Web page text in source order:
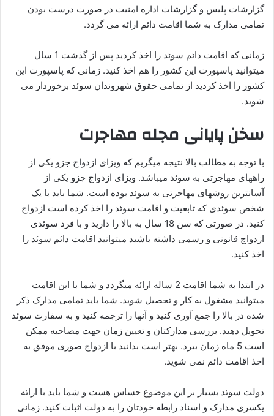
گزارشات پلیس و گزارشات اداره امنیت در صورت درست بودن
تمامی مدارک به شما اقامت دائم ارائه می گردد.
زمانی که اقامت دائم سوئد را اخذ کردید پس از گذشت 1 سال
میتوانید پاسپورت این کشور را هم اخذ کنید. زمانی که پاسپورت این
کشور را اخذ کردید از تمامی حقوق شهروندان سوئد برخوردار می
شوید.
سخن پایانی مجله مهاجرت
با توجه به مطالب بالا نتیجه میگریم که ویزای ازدواج جزو یکی از
راههای مهاجرتی به سوئد میباشد. ویزای ازدواج جزو یکی از
آسانترین روشهای مهاجرتی به سوئد بوده است. شما باید با یک
شخص سوئدی که تابعیت و اقامت سوئد را اخذ کرده است ازدواج
کنید. در صورتی که سن 18 سال به بالا را دارید و با فرد سوئدی
ازدواج قانونی و رسمی داشته باشید میتوانید اقامت دائم سوئد را
اخذ کنید.
در ابتدا به شما اقامت 2 ساله ارائه میگردد و شما با این اقامت
میتوانید مشغول به کار و تحصیل شوید. شما باید تمامی مدارک ذکر
شده در بالا را جمع آوری کنید و آنها را ترجمه کنید و به سفارت سوئد
تحویل دهید. بررسی مدارکتان و تعیین زمان جهت مصاحبه ممکن
است 5 ماه زمان ببرد. بهتر است بدانید با ازدواج صوری موفق به
اخذ اقامت دائم نمی شوید.
دولت سوئد بسیار بر این موضوع حساس هست و شما باید با ارائه
یکسری مدارک و اسناد رابطه خودتان را به دولت اثبات کنید. زمانی